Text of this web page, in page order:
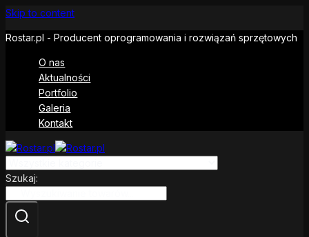
Skip to content
Rostar.pl - Producent oprogramowania i rozwiązań sprzętowych
O nas
Aktualności
Portfolio
Galeria
Kontakt
Szukaj: